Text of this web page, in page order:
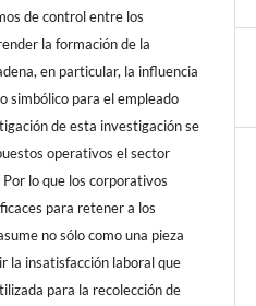
de control entre los
la formación de la
en particular, la influencia
simbólico para el empleado
de esta investigación se
operativos el sector
lo que los corporativos
para retener a los
no sólo como una pieza
la insatisfacción laboral que
para la recolección de